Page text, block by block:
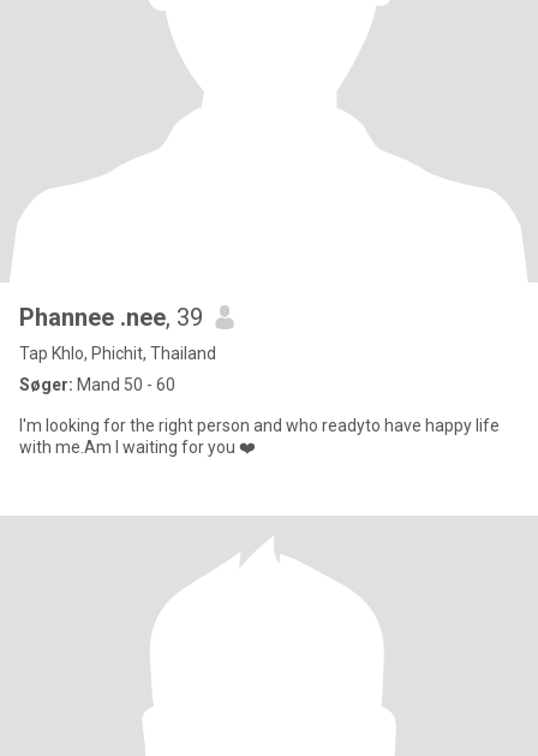
Phannee .nee, 39
Tap Khlo, Phichit, Thailand
Søger: Mand 50 - 60
I'm looking for the right person and who readyto have happy life
with me.Am I waiting for you ❤️